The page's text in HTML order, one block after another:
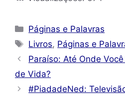
Categorias
Páginas e Palavras
Tags
Livros, Páginas e
Paraíso: Até Onde
de Vida?
#PiadadeNed: